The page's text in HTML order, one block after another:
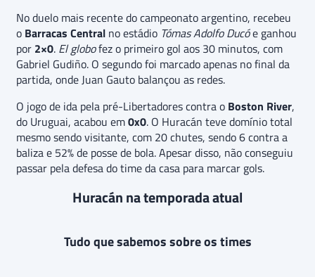
No duelo mais recente do campeonato argentino, recebeu
o Barracas Central no estádio Tómas Adolfo Ducóe ganhou
por 2×0. El globofez o primeiro gol aos 30 minutos, com
Gabriel Gudiño. O segundo foi marcado apenas no final da
partida, onde Juan Gauto balançou as redes.
O jogo de ida pela pré-Libertadores contra o Boston River,
do Uruguai, acabou em0x0. O Huracán teve domínio total
mesmo sendo visitante, com 20 chutes, sendo 6 contra a
baliza e 52% de posse de bola. Apesar disso, não conseguiu
passar pela defesa do time da casa para marcar gols.
Huracán na temporada atual
Tudo que sabemos sobre os times